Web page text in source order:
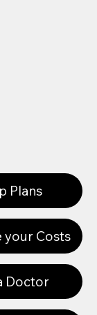
Plans
your Costs
Doctor